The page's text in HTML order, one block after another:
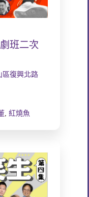
班二次
區復興北路
, 紅燒魚